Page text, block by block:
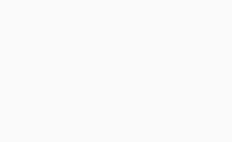
هتل ها و